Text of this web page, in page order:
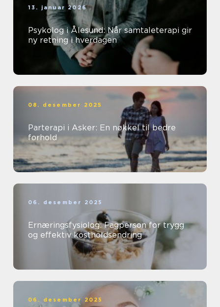
13. januar 2026
Psykolog i Ålesund: Når samtaleterapi gir
ny retning i hverdagen
08. desember 2025
Parterapi i Asker: En nøkkel til bedre
forhold
06. desember 2025
Ernæringsfysiolog: Fagperson for trygg
og effektiv kostholdsendring
06. desember 2025